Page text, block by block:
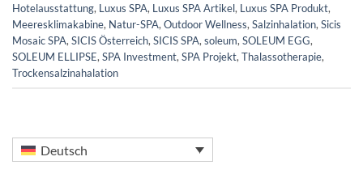
Hotelausstattung, Luxus SPA, Luxus SPA Artikel, Luxus SPA Produkt,
Meeresklimakabine, Natur-SPA, Outdoor Wellness, Salzinhalation, Sicis
Mosaic SPA, SICIS Österreich, SICIS SPA, soleum, SOLEUM EGG,
SOLEUM ELLIPSE, SPA Investment, SPA Projekt, Thalassotherapie,
Trockensalzinahalation
Deutsch